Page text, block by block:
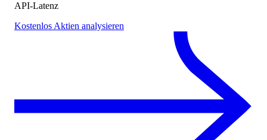
API-Latenz
Kostenlos Aktien analysieren